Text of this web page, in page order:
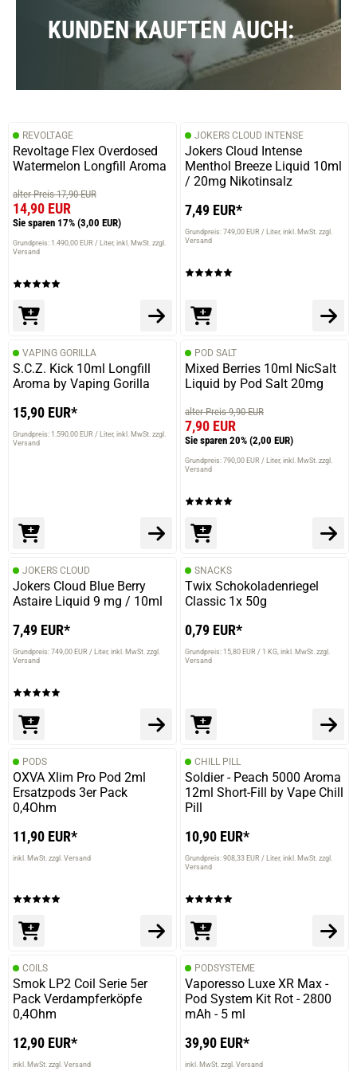
30.07.2025 — viaTrustedshops.de
Janine S.
verifizierter Onlinekauf.
Die Bewertung erfolgte ohne Abgabe eines Kommentars
03.07.2025 — via Trustedshops.de
Harald S.
verifizierter Onlinekauf.
Alles bestens
Andre S.
Die Bewertung erfolgte ohne Abgabe eines Kommentars
22.06.2025 — viaTrustedshops.de
Nicola B.
18.06.2025 — via
Trustedshops.de
Klaus S.
verifizierter Onlinekauf.
Die Bewertung erfolgte ohne Abgabe eines Kommentars
manuela h.
Die Bewertung erfolgte ohne Abgabe eines Kommentars
13.06.2025 — via
Trustedshops.de
Robin W.
Die Bewertung erfolgte ohne Abgabe eines Kommentars
13.06.2025 — via
Trustedshops.de
Heiko S.
verifizierter Onlinekauf.
Die Bewertung erfolgte ohne Abgabe eines Kommentars
KUNDEN KAUFTEN AUCH:
REVOLTAGE
Revoltage Flex Overdosed
Watermelon Longfill Aroma
alter Preis 17,90 EUR
14,90 EUR
Sie sparen 17% (3,00 EUR)
Grundpreis: 1.490,00 EUR / Liter inkl. MwSt. zzgl.
Versand
JOKERS CLOUD INTENSE
Jokers Cloud Intense
Menthol Breeze Liquid 10ml
/ 20mg Nikotinsalz
7,49 EUR*
Grundpreis: 749,00 EUR / Liter inkl. MwSt. zzgl.
Versand
VAPING GORILLA
S.C.Z. Kick 10ml Longfill
Aroma by Vaping Gorilla
15,90 EUR*
Grundpreis: 1.590,00 EUR / Liter inkl. MwSt. zzgl.
Versand
POD SALT
Mixed Berries 10ml NicSalt
Liquid by Pod Salt 20mg
alter Preis 9,90 EUR
7,90 EUR
Sie sparen 20% (2,00 EUR)
Grundpreis: 790,00 EUR / Liter inkl. MwSt. zzgl.
Versand
JOKERS CLOUD
Jokers Cloud Blue Berry
Astaire Liquid 9 mg / 10ml
7,49 EUR*
Grundpreis: 749,00 EUR / Liter inkl. MwSt. zzgl.
Versand
SNACKS
Twix Schokoladenriegel
Classic 1x 50g
0,79 EUR*
Grundpreis: 15,80 EUR / 1 KG inkl. MwSt. zzgl.
Versand
PODS
OXVA Xlim Pro Pod 2ml
Ersatzpods 3er Pack
0,4Ohm
11,90 EUR*
inkl. MwSt. zzgl. Versand
CHILL PILL
Soldier - Peach 5000 Aroma
12ml Short-Fill by Vape Chill
Pill
10,90 EUR*
Grundpreis: 908,33 EUR / Liter inkl. MwSt. zzgl.
Versand
COILS
Smok LP2 Coil Serie 5er
Pack Verdampferköpfe
0,4Ohm
12,90 EUR*
inkl. MwSt. zzgl. Versand
PODSYSTEME
Vaporesso Luxe XR Max -
Pod System Kit Rot - 2800
mAh - 5 ml
39,90 EUR*
inkl. MwSt. zzgl. Versand